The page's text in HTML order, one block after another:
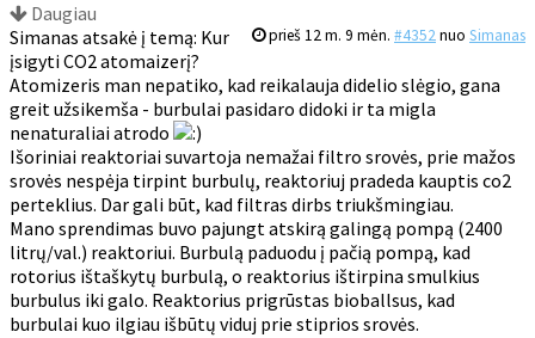
Daugiau
prieš 12 m. 9 mėn. #4352nuo Simanas
Simanas atsakė į temą: Kur
įsigyti CO2 atomaizerį?
Atomizeris man nepatiko, kad reikalauja didelio slėgio, gana
greit užsikemša - burbulai pasidaro didoki ir ta migla
nenaturaliai atrodo
Išoriniai reaktoriai suvartoja nemažai filtro srovės, prie mažos
srovės nespėja tirpint burbulų, reaktoriuj pradeda kauptis co2
perteklius. Dar gali būt, kad filtras dirbs triukšmingiau.
Mano sprendimas buvo pajungt atskirą galingą pompą (2400
litrų/val.) reaktoriui. Burbulą paduodu į pačią pompą, kad
rotorius ištaškytų burbulą, o reaktorius ištirpina smulkius
burbulus iki galo. Reaktorius prigrūstas bioballsus, kad
burbulai kuo ilgiau išbūtų viduj prie stiprios srovės.